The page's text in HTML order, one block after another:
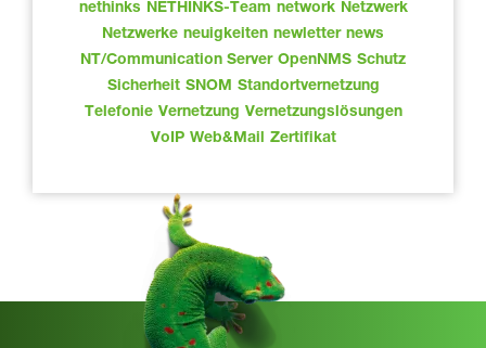
nethinks NETHINKS-Team network Netzwerk
Netzwerke neuigkeiten newletter news
NT/Communication Server OpenNMS Schutz
Sicherheit SNOM Standortvernetzung
Telefonie Vernetzung Vernetzungslösungen
VoIP Web&Mail Zertifikat